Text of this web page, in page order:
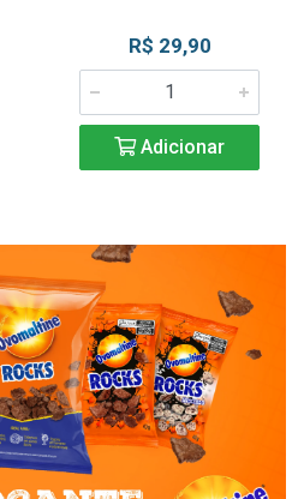
R$ 29,90
Adicionar